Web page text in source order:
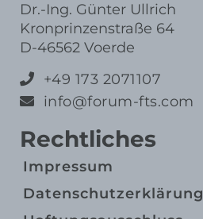
Dr.-Ing. Günter Ullrich
Kronprinzenstraße 64
D-46562 Voerde
+49 173 2071107
info@forum-fts.com
Rechtliches
Impressum
Datenschutz­erklärung